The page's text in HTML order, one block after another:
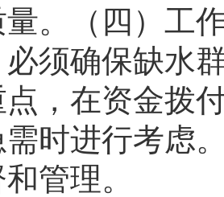
。（四）工
须确保缺水
点，在资金拨
时进行考虑
管理。